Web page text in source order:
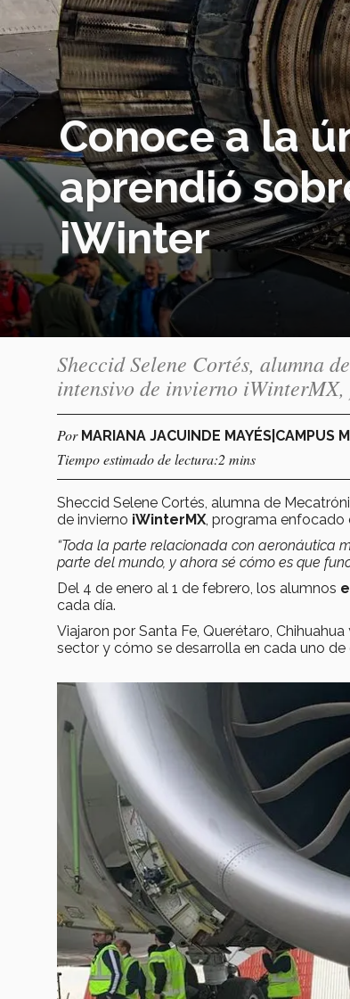
Conoce a la
aprendió
iWinter
Sheccid Selene Cortés, alumna
intensivo de invierno
Por MARIANA JACUINDE MAYÉS|CAMPUS
Tiempo estimado de lectura:2 mins
Sheccid Selene Cortés, alumna de
de invierno iWinterMX, programa enfocado
“Toda la parte relacionada con aeronáutica
parte del mundo, y ahora sé cómo es que
Del 4 de enero al 1 de febrero, los alumnos
cada día.
Viajaron por Santa Fe, Querétaro,
sector y cómo se desarrolla en cada uno de